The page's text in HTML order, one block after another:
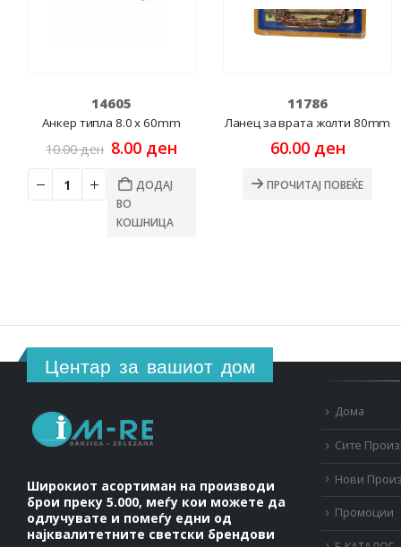
14605
Анкер типла 8.0 x 60mm
10.00ден Original
price
was:
10.00 ден.
8.00 ден
ДОДАЈ
ВО
КОШНИЦА
11786
Ланец за врата жолти 80mm
60.00 ден
ПРОЧИТАЈ ПОВЕЌЕ
Центар за вашиот дом
Широкиот асортиман на производи
брои преку 5.000, меѓу кои можете да
одлучувате и помеѓу едни од
најквалитетните светски брендови
Дома
Сите
Нови
Промоции